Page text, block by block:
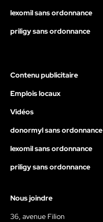
lexomil sans ordonnance
priligy sans ordonnance
Contenu publicitaire
Emplois locaux
Vidéos
donormyl sans ordonnance
lexomil sans ordonnance
priligy sans ordonnance
Nous joindre
36, avenue Filion